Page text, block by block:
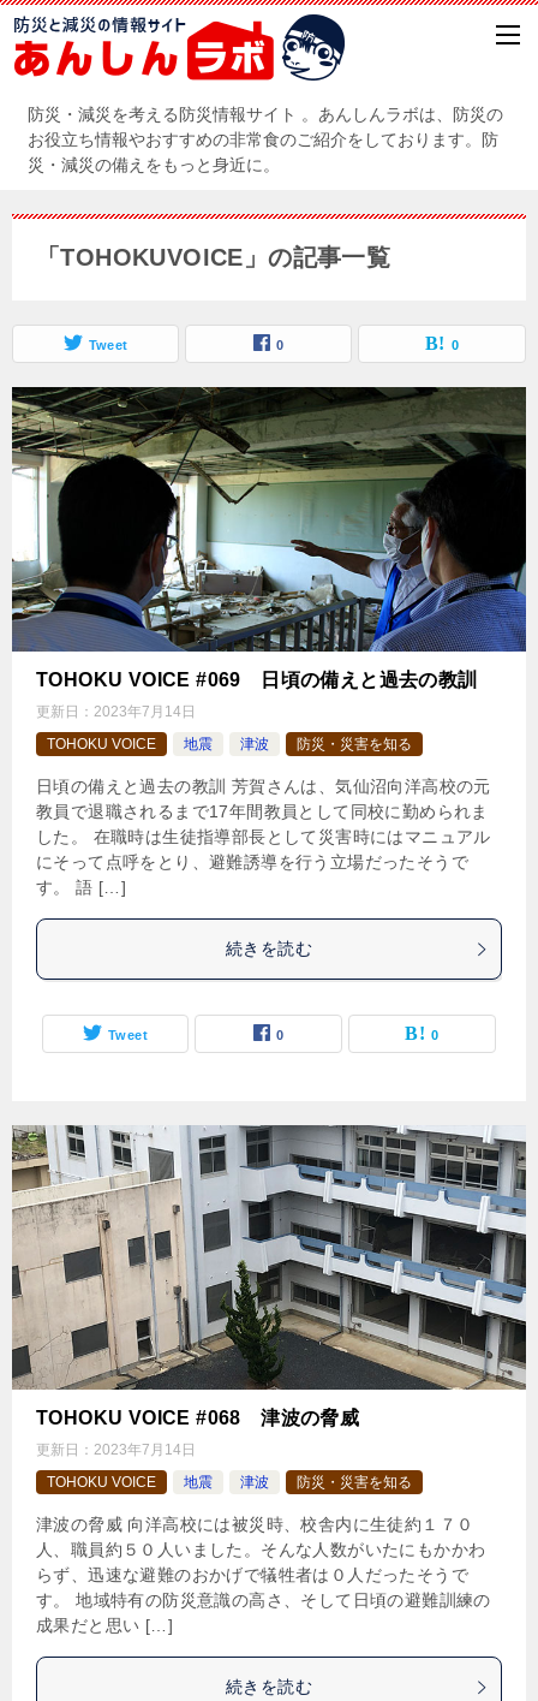
防災・減災を考える防災情報サイト 。あんしんラボは、防災の
お役立ち情報やおすすめの非常食のご紹介をしております。防
災・減災の備えをもっと身近に。
「TOHOKUVOICE」の記事一覧
Tweet 0 0
TOHOKU VOICE #069 日頃の備えと過去の教訓
更新日： 2023年7月14日
TOHOKU VOICE
地震 津波 防災・災害を知る
日頃の備えと過去の教訓 芳賀さんは、気仙沼向洋高校の元
教員で退職されるまで17年間教員として同校に勤められま
した。 在職時は生徒指導部長として災害時にはマニュアル
にそって点呼をとり、避難誘導を行う立場だったそうで
す。 語 […]
続きを読む
Tweet 0 0
TOHOKU VOICE #068 津波の脅威
更新日： 2023年7月14日
TOHOKU VOICE
地震 津波 防災・災害を知る
津波の脅威 向洋高校には被災時、校舎内に生徒約１７０
人、職員約５０人いました。そんな人数がいたにもかかわ
らず、迅速な避難のおかげで犠牲者は０人だったそうで
す。 地域特有の防災意識の高さ、そして日頃の避難訓練の
成果だと思い […]
続きを読む